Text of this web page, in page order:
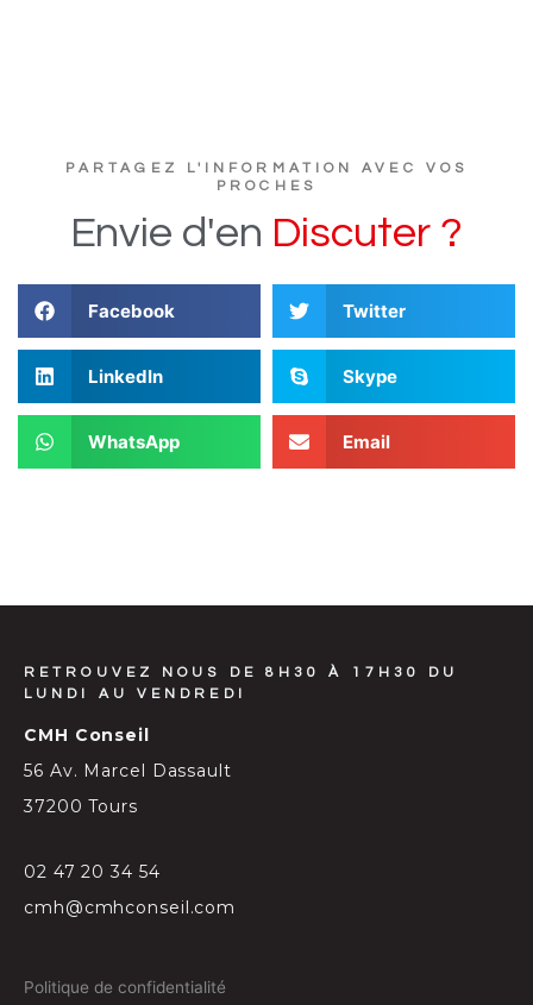
PARTAGEZ L'INFORMATION AVEC VOS
PROCHES
Envie d'en Discuter ?
Facebook Twitter
LinkedIn Skype
WhatsApp Email
RETROUVEZ NOUS DE 8H30 À 17H30 DU
LUNDI AU VENDREDI
CMH Conseil
56 Av. Marcel Dassault
37200 Tours
02 47 20 34 54
cmh@cmhconseil.com
Politique de confidentialité